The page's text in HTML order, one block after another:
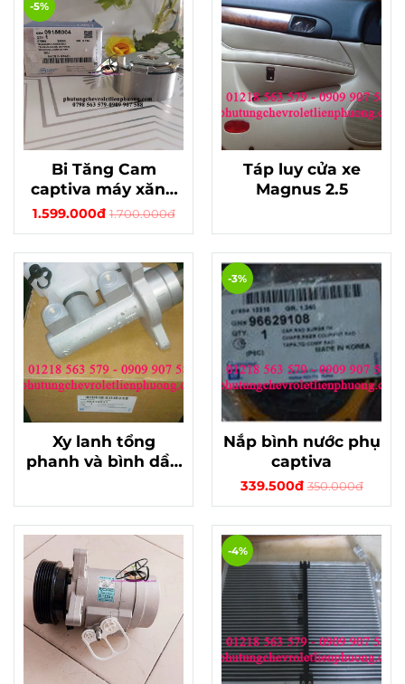
Bi Tăng Cam
captiva máy xăng
chính hãng
1.599.000đ 1.700.000đ
-5%
Táp luy cửa xe
Magnus 2.5
Xy lanh tổng
phanh và bình dầu
Nắp bình nước phụ
captiva
339.500đ 350.000đ
-3%
-4%